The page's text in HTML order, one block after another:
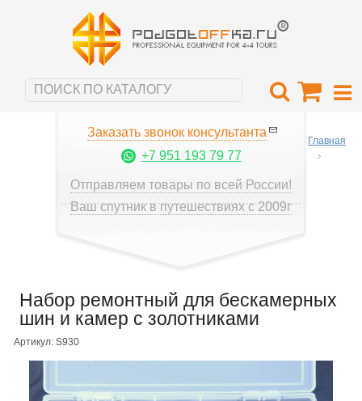
Заказать звонок консультанта
+7 951 193 79 77
Отправляем товары по всей России!
Ваш спутник в путешествиях с 2009г
Главная
Набор ремонтный для бескамерных
шин и камер с золотниками
Артикул: S930